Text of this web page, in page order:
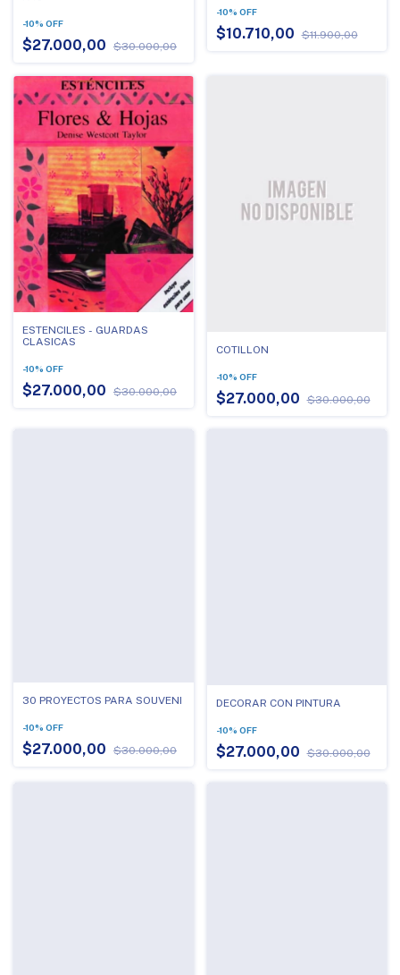
-10% OFF
$27.000,00 $30.000,00
-10% OFF
$10.710,00 $11.900,00
ESTENCILES - GUARDAS
CLASICAS
-10% OFF
$27.000,00 $30.000,00
COTILLON
-10% OFF
$27.000,00 $30.000,00
30 PROYECTOS PARA SOUVENI
-10% OFF
$27.000,00 $30.000,00
DECORAR CON PINTURA
-10% OFF
$27.000,00 $30.000,00